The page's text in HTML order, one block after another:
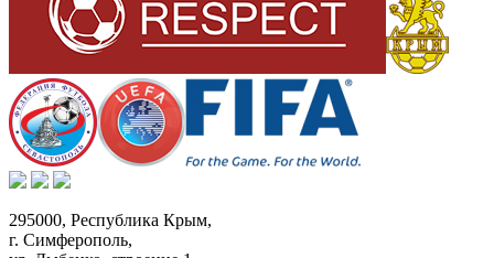
295000, Республика Крым,
г. Симферополь,